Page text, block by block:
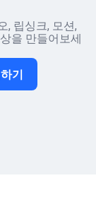
, 립싱크, 모션,
을 만들어보세
기